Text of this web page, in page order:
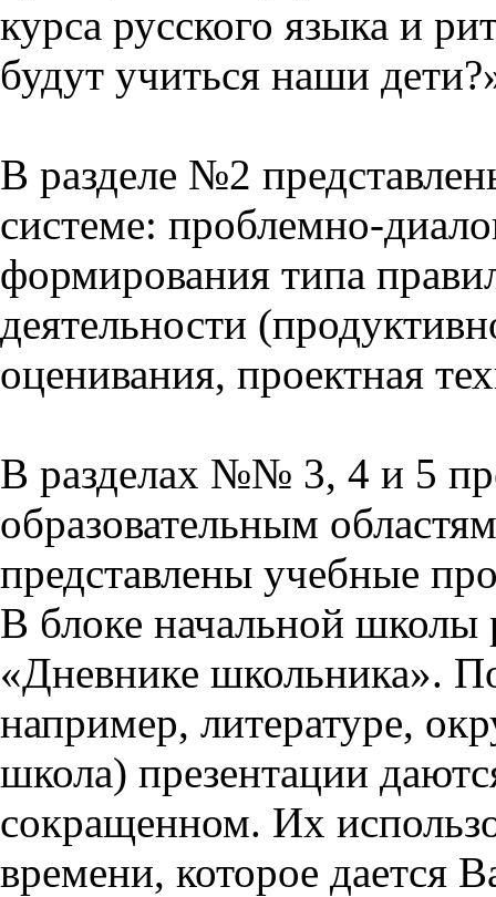
курса русского языка и
будут учиться наши
В разделе №2
системе: проблемно-
формирования типа
деятельности
оценивания, проектная
В разделах №№ 3, 4 и 5
образовательным
представлены учебные
В блоке начальной школы
«Дневнике школьника».
например, литературе,
школа) презентации
сокращенном. Их
времени, которое дается